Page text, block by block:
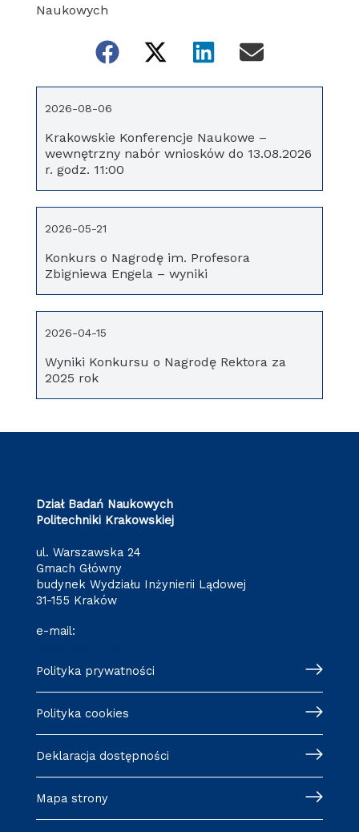
Naukowych
Krakowskie Konferencje Naukowe –
wewnętrzny nabór wniosków do 13.08.2026
r. godz. 11:00
2026-08-06
Konkurs o Nagrodę im. Profesora
Zbigniewa Engela – wyniki
2026-05-21
Wyniki Konkursu o Nagrodę Rektora za
2025 rok
2026-04-15
Dział Badań Naukowych
Politechniki Krakowskiej
ul. Warszawska 24
Gmach Główny
budynek Wydziału Inżynierii Lądowej
31-155 Kraków
e-mail:
Polityka prywatności
Polityka cookies
Deklaracja dostępności
Mapa strony